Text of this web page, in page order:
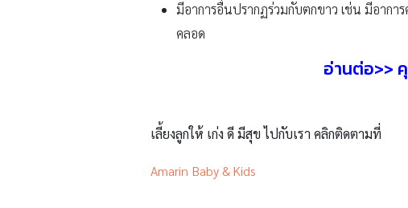
มีอาการอื่นปรากฏร่วมกับตกขาว เช่น มีอากา
คลอด
อ่านต่อ>>
เลี้ยงลูกให้ เก่ง ดี มีสุข ไปกับเรา คลิกติดตามที่
Amarin Baby & Kids